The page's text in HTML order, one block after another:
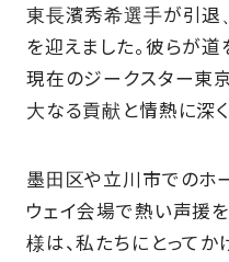
東長濱秀希選手が引退
を迎えました。彼らが道
現在のジークスター東
大なる貢献と情熱に深
墨田区や立川市でのホ
ウェイ会場で熱い声援
様は、私たちにとってか